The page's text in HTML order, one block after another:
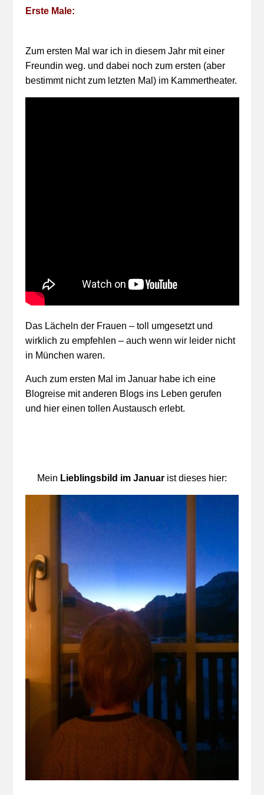
Erste Male:
Zum ersten Mal war ich in diesem Jahr mit einer
Freundin weg. und dabei noch zum ersten (aber
bestimmt nicht zum letzten Mal) im Kammertheater.
Das Lächeln der Frauen – toll umgesetzt und
wirklich zu empfehlen – auch wenn wir leider nicht
in München waren.
Auch zum ersten Mal im Januar habe ich eine
Blogreise mit anderen Blogs ins Leben gerufen
und hier einen tollen Austausch erlebt.
Mein Lieblingsbild im Januarist dieses hier: